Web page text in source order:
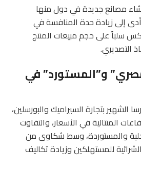
مصانع جديدة في دول منها
أدى إلى زيادة حدة المنافسة في
سلباً على حجم مبيعات المنتج
التصديري.
و”المستورد” في
الشهير بتجارة السيراميك والبورسلين،
المتتالية في الأسعار، والتفاوت
والمستوردة، وسط شكاوى من
للمستهلكين وزيادة تكاليف